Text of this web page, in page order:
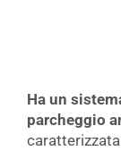
Ha un
parcheggio